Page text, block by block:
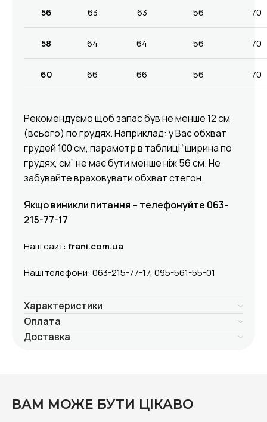
56 63 63 56 70
58 64 64 56 70
60 66 66 56 70
Рекомендуємо щоб запас був не менше 12 см
(всього) по грудях. Наприклад: у Вас обхват
грудей 100 см, параметр в таблиці “ширина по
грудях, см” не має бути менше ніж 56 см. Не
забувайте враховувати обхват стегон.
Якщо виникли питання – телефонуйте 063-
215-77-17
Наш сайт: frani.com.ua
Наші телефони: 063-215-77-17, 095-561-55-01
Характеристики
Оплата
Доставка
ВАМ МОЖЕ БУТИ ЦІКАВО